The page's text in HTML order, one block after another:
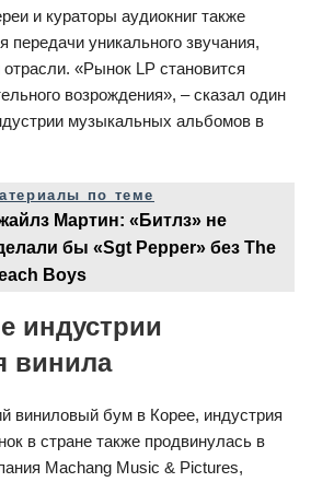
и кураторы аудиокниг также
передачи уникального звучания,
«Рынок LP становится
возрождения», – сказал один
музыкальных альбомов в
по теме
Мартин: «Битлз» не
бы «Sgt Pepper» без The
Boys
индустрии
винила
виниловый бум в Корее, индустрия
в стране также продвинулась в
Machang Music & Pictures,